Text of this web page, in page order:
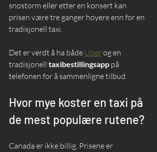
snøstorm eller etter en konsert kan
prisen være tre ganger høyere enn for en
tradisjonell taxi.
Det er verdt å ha både Uber og en
tradisjonell taxibestillingsapp på
telefonen for å sammenligne tilbud.
Hvor mye koster en taxi på
de mest populære rutene?
Canada er ikke billig. Prisene er